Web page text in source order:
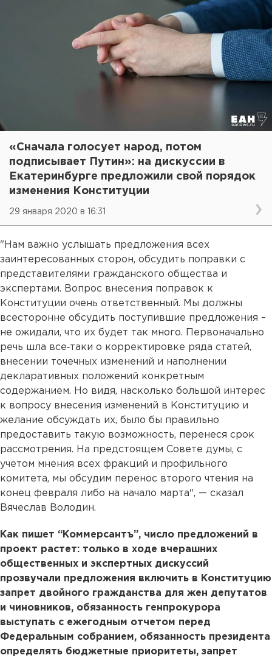
«Сначала голосует народ, потом
подписывает Путин»: на дискуссии в
Екатеринбурге предложили свой порядок
изменения Конституции
29 января 2020 в 16:31
"Нам важно услышать предложения всех
заинтересованных сторон, обсудить поправки с
представителями гражданского общества и
экспертами. Вопрос внесения поправок к
Конституции очень ответственный. Мы должны
всесторонне обсудить поступившие предложения –
не ожидали, что их будет так много. Первоначально
речь шла все‑таки о корректировке ряда статей,
внесении точечных изменений и наполнении
декларативных положений конкретным
содержанием. Но видя, насколько большой интерес
к вопросу внесения изменений в Конституцию и
желание обсуждать их, было бы правильно
предоставить такую возможность, перенеся срок
рассмотрения. На предстоящем Совете думы, с
учетом мнения всех фракций и профильного
комитета, мы обсудим перенос второго чтения на
конец февраля либо на начало марта", — сказал
Вячеслав Володин.
Как пишет “Коммерсантъ”, число предложений в
проект растет: только в ходе вчерашних
общественных и экспертных дискуссий
прозвучали предложения включить в Конституцию
запрет двойного гражданства для жен депутатов
и чиновников, обязанность генпрокурора
выступать с ежегодным отчетом перед
Федеральным собранием, обязанность президента
определять бюджетные приоритеты, запрет